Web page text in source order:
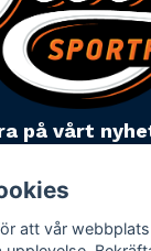
på vårt
Powered by Nyehandel AB
att vår